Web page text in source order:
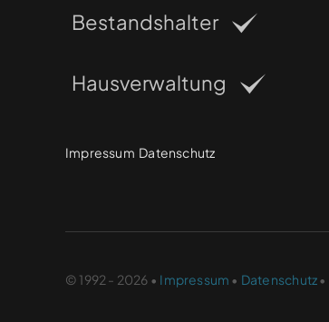
Bestandshalter
Hausverwaltung
Impressum Datenschutz
© 1992 - 2026 • Impressum • Datenschutz•